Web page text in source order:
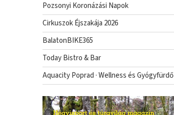
Pozsonyi Koronázási Napok
Cirkuszok Éjszakája 2026
BalatonBIKE365
Today Bistro & Bar
Aquacity Poprad · Wellness és Gyógyfürdő